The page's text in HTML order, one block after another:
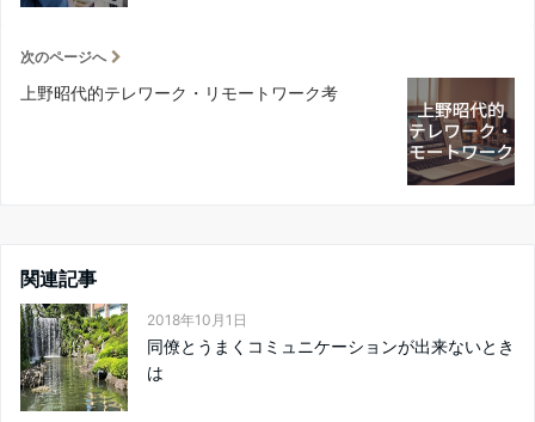
次のページへ
上野昭代的テレワーク・リモートワーク考
関連記事
2018年10月1日
同僚とうまくコミュニケーションが出来ないとき
は